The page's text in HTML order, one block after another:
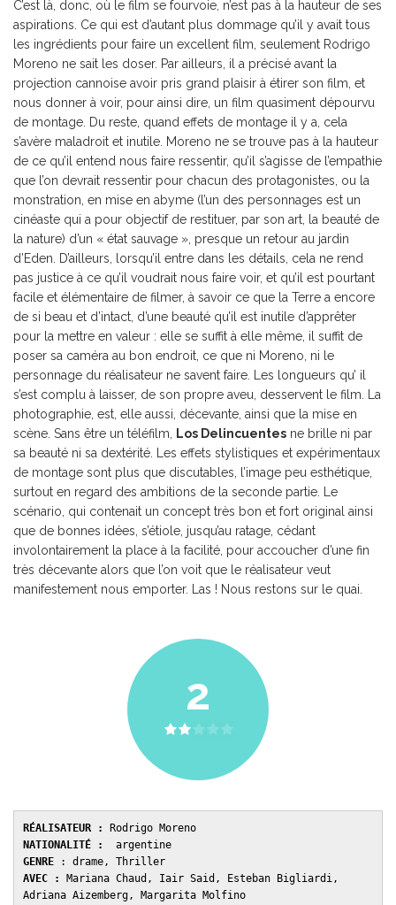
C’est là, donc, où le film se fourvoie, n’est pas à la hauteur de ses
aspirations. Ce qui est d’autant plus dommage qu’il y avait tous
les ingrédients pour faire un excellent film, seulement Rodrigo
Moreno ne sait les doser. Par ailleurs, il a précisé avant la
projection cannoise avoir pris grand plaisir à étirer son film, et
nous donner à voir, pour ainsi dire, un film quasiment dépourvu
de montage. Du reste, quand effets de montage il y a, cela
s’avère maladroit et inutile. Moreno ne se trouve pas à la hauteur
de ce qu’il entend nous faire ressentir, qu’il s’agisse de l’empathie
que l’on devrait ressentir pour chacun des protagonistes, ou la
monstration, en mise en abyme (l’un des personnages est un
cinéaste qui a pour objectif de restituer, par son art, la beauté de
la nature) d’un « état sauvage », presque un retour au jardin
d’Eden. D’ailleurs, lorsqu’il entre dans les détails, cela ne rend
pas justice à ce qu’il voudrait nous faire voir, et qu’il est pourtant
facile et élémentaire de filmer, à savoir ce que la Terre a encore
de si beau et d’intact, d’une beauté qu’il est inutile d’apprêter
pour la mettre en valeur : elle se suffit à elle même, il suffit de
poser sa caméra au bon endroit, ce que ni Moreno, ni le
personnage du réalisateur ne savent faire. Les longueurs qu’ il
s’est complu à laisser, de son propre aveu, desservent le film. La
photographie, est, elle aussi, décevante, ainsi que la mise en
scène. Sans être un téléfilm, Los Delincuentes ne brille ni par
sa beauté ni sa dextérité. Les effets stylistiques et expérimentaux
de montage sont plus que discutables, l’image peu esthétique,
surtout en regard des ambitions de la seconde partie. Le
scénario, qui contenait un concept très bon et fort original ainsi
que de bonnes idées, s’étiole, jusqu’au ratage, cédant
involontairement la place à la facilité, pour accoucher d’une fin
très décevante alors que l’on voit que le réalisateur veut
manifestement nous emporter. Las ! Nous restons sur le quai.
2
RÉALISATEUR :
NATIONALITÉ :
GENRE
AVEC : Mariana Chaud, Iair Said, Esteban Bigliardi,